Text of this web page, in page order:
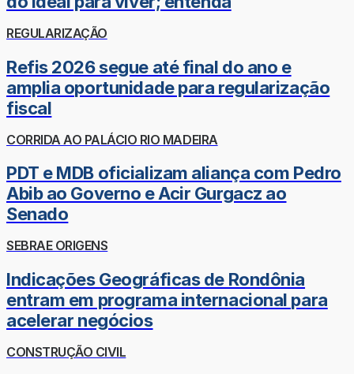
REGULARIZAÇÃO
Refis 2026 segue até final do ano e
amplia oportunidade para regularização
fiscal
CORRIDA AO PALÁCIO RIO MADEIRA
PDT e MDB oficializam aliança com Pedro
Abib ao Governo e Acir Gurgacz ao
Senado
SEBRAE ORIGENS
Indicações Geográficas de Rondônia
entram em programa internacional para
acelerar negócios
CONSTRUÇÃO CIVIL